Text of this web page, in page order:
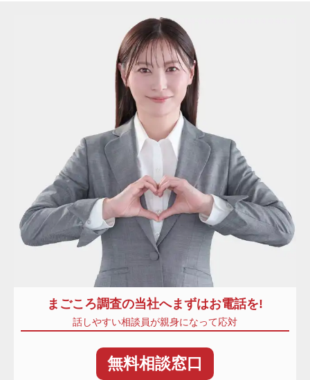
まごころ調査の当社へまずはお電話を!
話しやすい相談員が親身になって応対
無料相談窓口